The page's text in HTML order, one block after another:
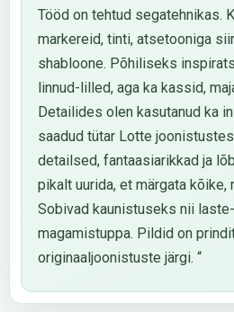
Tööd on tehtud segatehnikas.
markereid, tinti, atsetooniga
shabloone. Põhiliseks
linnud-lilled, aga ka kassid,
Detailides olen kasutanud ka
saadud tütar Lotte
detailsed, fantaasiarikkad ja
pikalt uurida, et märgata
Sobivad kaunistuseks nii
magamistuppa. Pildid on
originaaljoonistuste järgi. “